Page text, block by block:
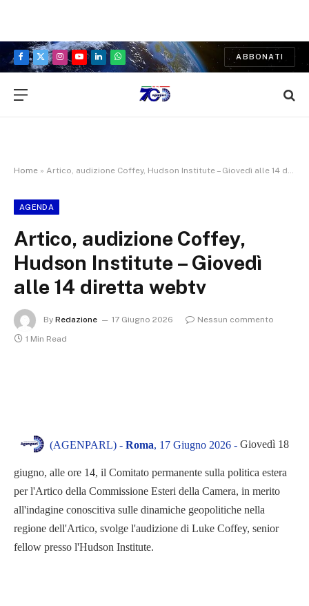
Facebook
X
Instagram
YouTubeLinkedInWhatsApp
ABBONATI
Home » Artico, audizione Coffey, Hudson Institute – Giovedì alle 14 diretta webtv
AGENDA
Artico, audizione Coffey,
Hudson Institute – Giovedì
alle 14 diretta webtv
By Redazione 17 Giugno 2026
Nessun commento
1 Min Read
(AGENPARL) - Roma, 17 Giugno 2026 - Giovedì 18
giugno, alle ore 14, il Comitato permanente sulla politica estera
per l'Artico della Commissione Esteri della Camera, in merito
all'indagine conoscitiva sulle dinamiche geopolitiche nella
regione dell'Artico, svolge l'audizione di Luke Coffey, senior
fellow presso l'Hudson Institute.